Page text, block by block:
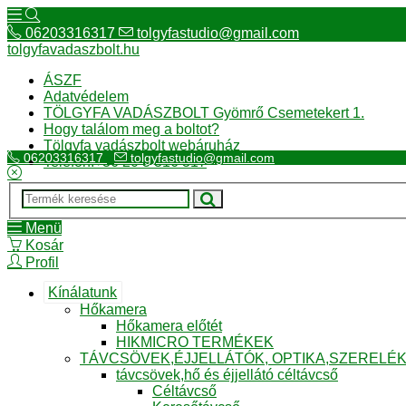
06203316317
tolgyfastudio@gmail.com
tolgyfavadaszbolt.hu
ÁSZF
Adatvédelem
TÖLGYFA VADÁSZBOLT Gyömrő Csemetekert 1.
Hogy találom meg a boltot?
Tölgyfa vadászbolt webáruház
Telefon:+36 20 3 316 317
06203316317 tolgyfastudio@gmail.com
Menü
Kosár
Profil
Kínálatunk
Hőkamera
Hőkamera előtét
HIKMICRO TERMÉKEK
TÁVCSÖVEK,ÉJJELLÁTÓK,
távcsövek,hő és éjjellátó céltávcső
Céltávcső